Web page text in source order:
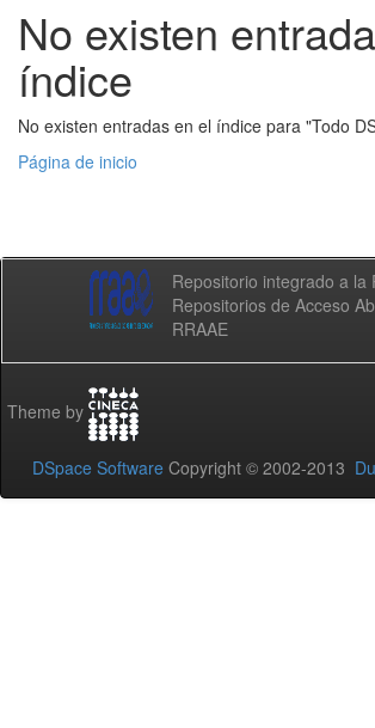
No existen
índice
No existen entradas en el índice para "Todo
Página de inicio
Repositorio integrado a la
Repositorios de Acceso
RRAAE
Theme by
DSpace Software Copyright © 2002-2013